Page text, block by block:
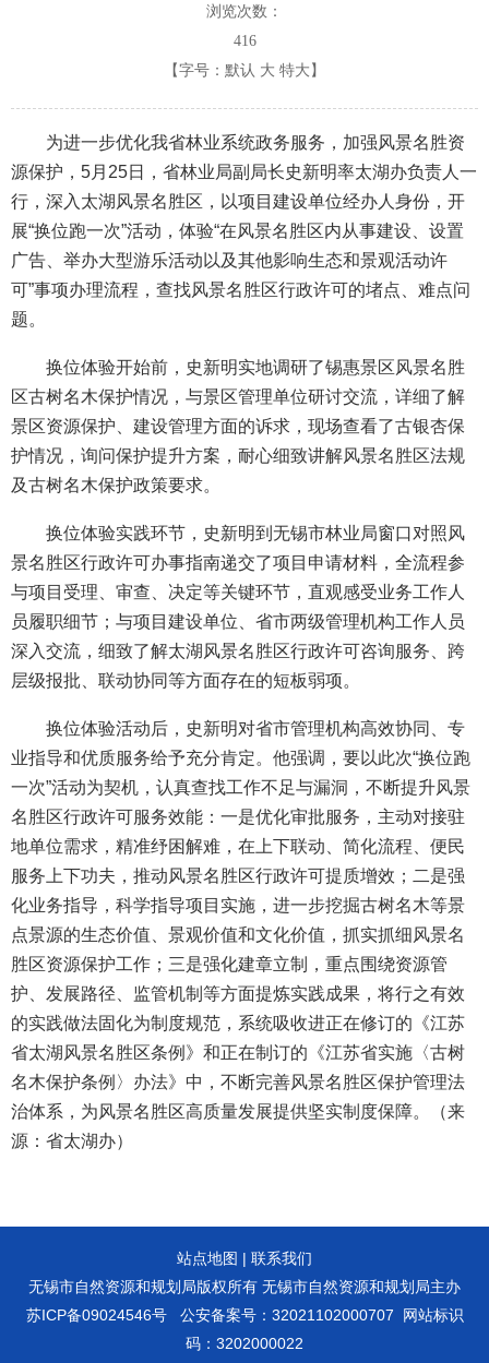
浏览次数：
416
【字号： 默认 大 特大 】
为进一步优化我省林业系统政务服务，加强风景名胜资
源保护，5月25日，省林业局副局长史新明率太湖办负责人一
行，深入太湖风景名胜区，以项目建设单位经办人身份，开
展“换位跑一次”活动，体验“在风景名胜区内从事建设、设置
广告、举办大型游乐活动以及其他影响生态和景观活动许
可”事项办理流程，查找风景名胜区行政许可的堵点、难点问
题。
换位体验开始前，史新明实地调研了锡惠景区风景名胜
区古树名木保护情况，与景区管理单位研讨交流，详细了解
景区资源保护、建设管理方面的诉求，现场查看了古银杏保
护情况，询问保护提升方案，耐心细致讲解风景名胜区法规
及古树名木保护政策要求。
换位体验实践环节，史新明到无锡市林业局窗口对照风
景名胜区行政许可办事指南递交了项目申请材料，全流程参
与项目受理、审查、决定等关键环节，直观感受业务工作人
员履职细节；与项目建设单位、省市两级管理机构工作人员
深入交流，细致了解太湖风景名胜区行政许可咨询服务、跨
层级报批、联动协同等方面存在的短板弱项。
换位体验活动后，史新明对省市管理机构高效协同、专
业指导和优质服务给予充分肯定。他强调，要以此次“换位跑
一次”活动为契机，认真查找工作不足与漏洞，不断提升风景
名胜区行政许可服务效能：一是优化审批服务，主动对接驻
地单位需求，精准纾困解难，在上下联动、简化流程、便民
服务上下功夫，推动风景名胜区行政许可提质增效；二是强
化业务指导，科学指导项目实施，进一步挖掘古树名木等景
点景源的生态价值、景观价值和文化价值，抓实抓细风景名
胜区资源保护工作；三是强化建章立制，重点围绕资源管
护、发展路径、监管机制等方面提炼实践成果，将行之有效
的实践做法固化为制度规范，系统吸收进正在修订的《江苏
省太湖风景名胜区条例》和正在制订的《江苏省实施〈古树
名木保护条例〉办法》中，不断完善风景名胜区保护管理法
治体系，为风景名胜区高质量发展提供坚实制度保障。（来
源：省太湖办）
站点地图 | 联系我们
无锡市自然资源和规划局版权所有 无锡市自然资源和规划局主办
苏ICP备09024546号
公安备案号：32021102000707 网站标识
码：3202000022